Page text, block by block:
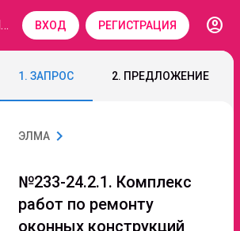
bidzaar ВХОД РЕГИСТРАЦИЯ
account_circle
№233-24.2.1. Комплекс работ по
1. ЗАПРОС 2. ПРЕДЛОЖЕНИЕ
ЭЛМА chevron_right
№233-24.2.1. Комплекс
работ по ремонту
оконных конструкций